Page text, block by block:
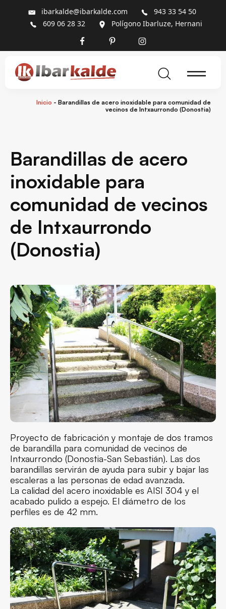
ibarkalde@ibarkalde.com
943 33 54 50
609 06 28 32
Polígono Ibarluze, Hernani
Inicio - Barandillas de acero inoxidable para comunidad de
vecinos de Intxaurrondo (Donostia)
Barandillas de acero
inoxidable para
comunidad de vecinos
de Intxaurrondo
(Donostia)
Proyecto de fabricación y montaje de dos tramos
de barandilla para comunidad de vecinos de
Intxaurrondo (Donostia-San Sebastián). Las dos
barandillas servirán de ayuda para subir y bajar las
escaleras a las personas de edad avanzada.
La calidad del acero inoxidable es AISI 304 y el
acabado pulido a espejo. El diámetro de los
perfiles es de 42 mm.